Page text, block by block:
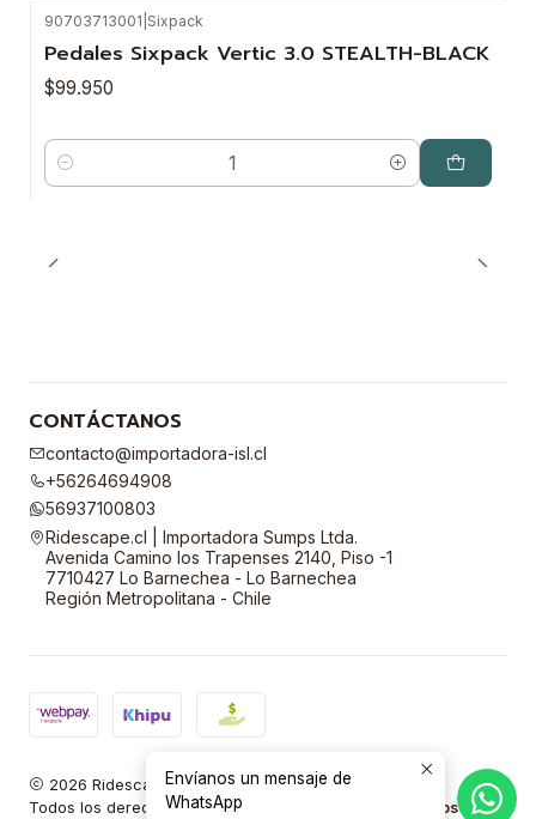
90703713001 Sixpack
Pedales Sixpack Vertic 3.0 STEALTH-BLACK
$99.950
Cantidad
CONTÁCTANOS
contacto@importadora-isl.cl
+56264694908
56937100803
Ridescape.cl | Importadora Sumps Ltda.
Avenida Camino los Trapenses 2140, Piso -1
7710427 Lo Barnechea - Lo Barnechea
Región Metropolitana - Chile
2026 Ridescape.cl | Importadora Sumps Ltda.
Todos los derechos reservados.
Desarrollado por Jumpseller.
Envíanos un mensaje de
WhatsApp